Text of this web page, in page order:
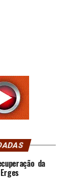
da